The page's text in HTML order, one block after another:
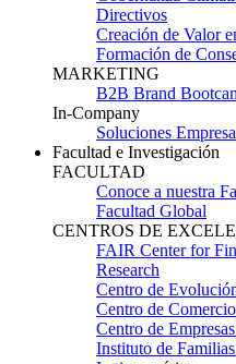
Directivos
Creación de Valor
Formación de
MARKETING
B2B Brand
In-Company
Soluciones
Facultad e Investigación
FACULTAD
Conoce a nuestra
Facultad Global
CENTROS DE
FAIR Center for
Research
Centro de
Centro de
Centro de
Instituto de